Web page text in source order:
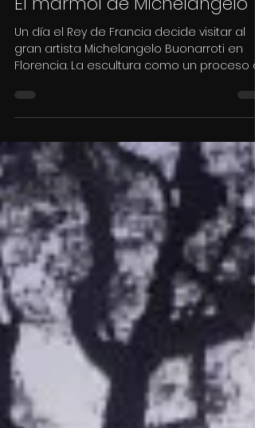
Andrea Gandolfo
16 oct 2020
3 min de lectura
El mármol de Michelangelo
Un día el Rey de Francia decide visitar al
gran artista Michelangelo Buonarroti en
Florencia. La escultura como un proceso
montaje.